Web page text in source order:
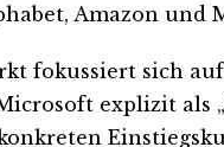
Amazon und
fokussiert sich
explizit als